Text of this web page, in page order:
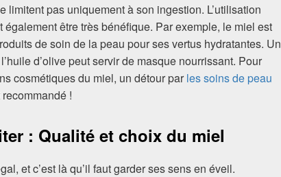
limitent pas uniquement à son ingestion. L’utilisation
également être très bénéfique. Par exemple, le miel est
de soin de la peau pour ses vertus hydratantes. Un
d’olive peut servir de masque nourrissant. Pour
cosmétiques du miel, un détour par les soins de peau
!
: Qualité et choix du miel
et c’est là qu’il faut garder ses sens en éveil.